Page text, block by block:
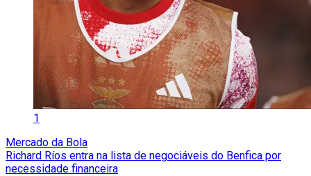
1
Mercado da Bola
Richard Ríos entra na lista de negociáveis do Benfica por
necessidade financeira